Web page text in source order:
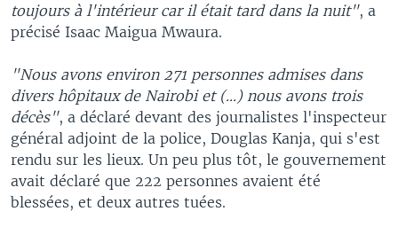
toujours à l'intérieur car il était tard dans la nuit", a
précisé Isaac Maigua Mwaura.
"Nous avons environ 271 personnes admises dans
divers hôpitaux de Nairobi et (...) nous avons trois
décès", a déclaré devant des journalistes l'inspecteur
général adjoint de la police, Douglas Kanja, qui s'est
rendu sur les lieux. Un peu plus tôt, le gouvernement
avait déclaré que 222 personnes avaient été
blessées, et deux autres tuées.